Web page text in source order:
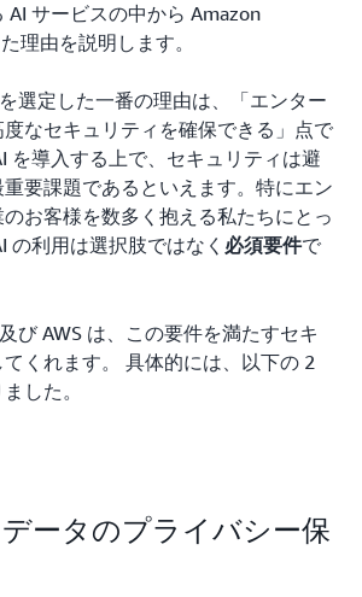
AI サービスの中から Amazon
理由を説明します。
選定した一番の理由は、「エンター
なセキュリティを確保できる」点で
を導入する上で、セキュリティは避
要課題であるといえます。特にエン
お客様を数多く抱える私たちにとっ
の利用は選択肢ではなく 必須要件で
び AWS は、この要件を満たすセキ
くれます。 具体的には、以下の 2
した。
ータのプライバシー保